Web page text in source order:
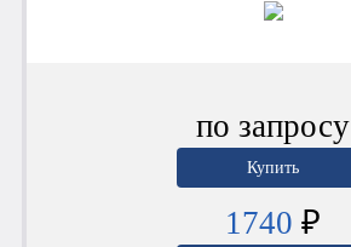
по запросу
Купить
1740 ₽